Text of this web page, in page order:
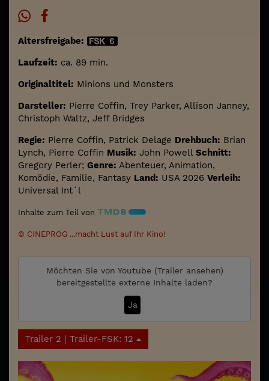
Altersfreigabe:
Laufzeit: ca. 89 min.
Originaltitel: Minions und Monsters
Darsteller: Pierre Coffin, Trey Parker, Allison Janney,
Christoph Waltz, Jeff Bridges
Regie: Pierre Coffin, Patrick Delage Drehbuch: Brian
Lynch, Pierre Coffin Musik: John Powell Schnitt:
Gregory Perler; Genre: Abenteuer, Animation,
Komödie, Familie, Fantasy Land: USA 2026 Verleih:
Universal Int´l
Inhalte zum Teil von
© CINEPROG ...macht Lust auf Ihr Kino!
Möchten Sie von Youtube (Trailer ansehen)
bereitgestellte externe Inhalte laden?
Ja
Trailer 2 | Trailer-FSK: 12